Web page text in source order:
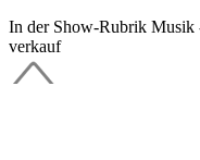
In der Show-Rubrik Musik
verkauf